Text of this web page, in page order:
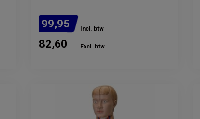
99,95 Incl. btw
82,60 Excl. btw